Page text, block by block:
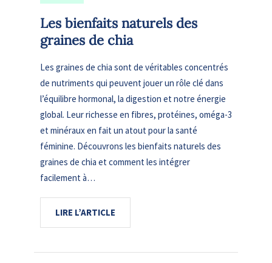
Les bienfaits naturels des
graines de chia
Les graines de chia sont de véritables concentrés
de nutriments qui peuvent jouer un rôle clé dans
l’équilibre hormonal, la digestion et notre énergie
global. Leur richesse en fibres, protéines, oméga-3
et minéraux en fait un atout pour la santé
féminine. Découvrons les bienfaits naturels des
graines de chia et comment les intégrer
facilement à…
LIRE L’ARTICLE